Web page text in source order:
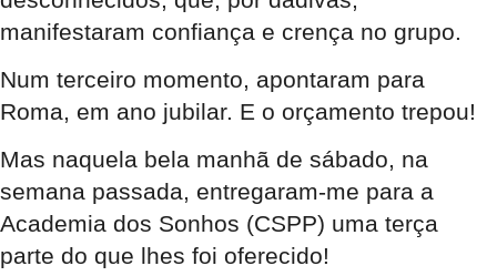
manifestaram confiança e crença no grupo.
Num terceiro momento, apontaram para
Roma, em ano jubilar. E o orçamento trepou!
Mas naquela bela manhã de sábado, na
semana passada, entregaram-me para a
Academia dos Sonhos (CSPP) uma terça
parte do que lhes foi oferecido!